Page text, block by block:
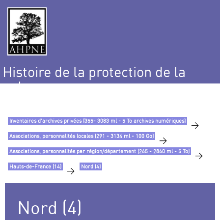
Histoire de la protection de la
nature
Inventaires d’archives privées (355- 3083 ml - 5 To archives numériques) >
Associations, personnalités locales (291 - 3134 ml - 100 Go) >
Associations, personnalités par région/département (265 - 2860 ml - 5 To) >
Hauts-de-France (14) > Nord (4)
Nord (4)